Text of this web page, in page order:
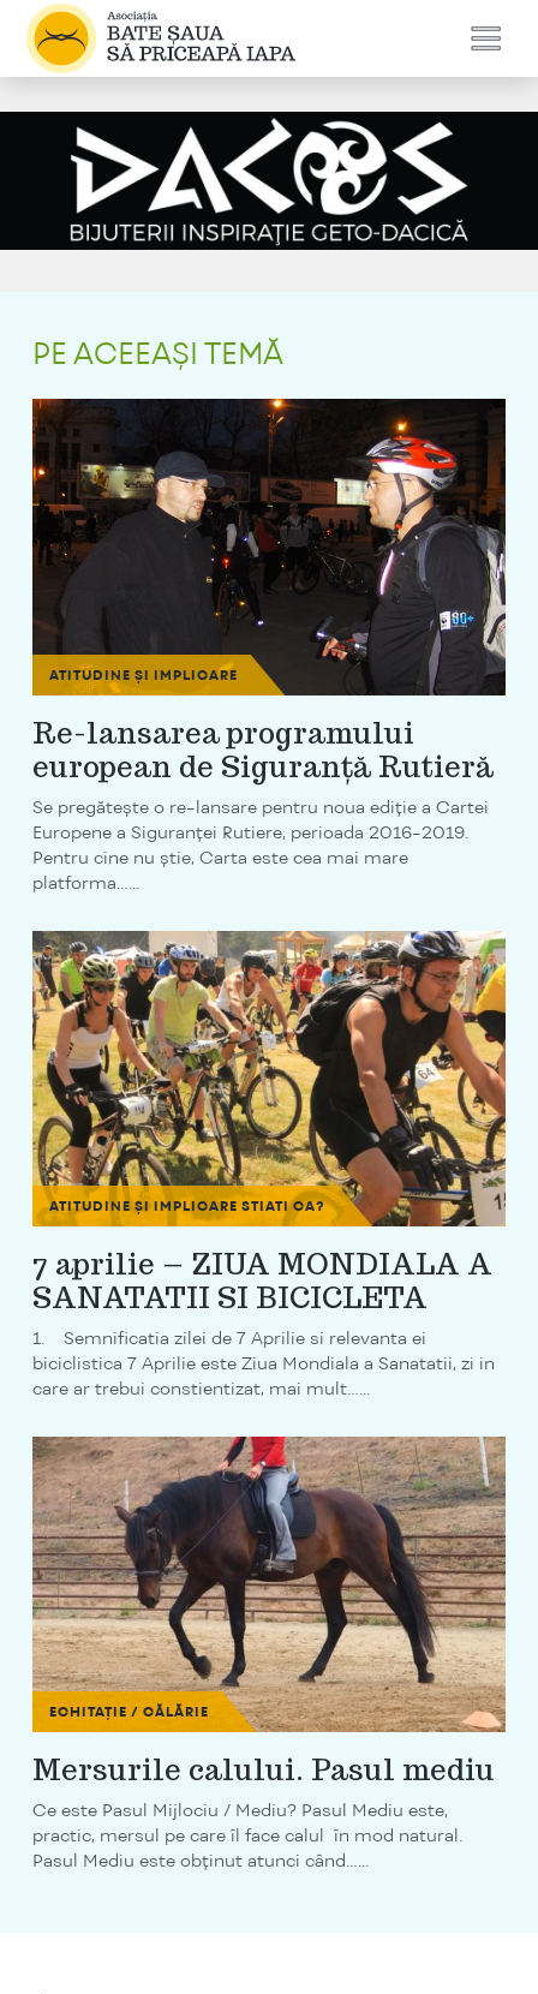
PE ACEEAȘI TEMĂ
ATITUDINE ȘI IMPLICARE
Re-lansarea programului
european de Siguranță Rutieră
Se pregătește o re-lansare pentru noua ediție a Cartei
Europene a Siguranței Rutiere, perioada 2016-2019.
Pentru cine nu știe, Carta este cea mai mare
platforma…...
ATITUDINE ȘI IMPLICARE STIATI CA?
7 aprilie – ZIUA MONDIALA A
SANATATII SI BICICLETA
1. Semnificatia zilei de 7 Aprilie si relevanta ei
biciclistica 7 Aprilie este Ziua Mondiala a Sanatatii, zi in
care ar trebui constientizat, mai mult…...
ECHITAȚIE / CĂLĂRIE
Mersurile calului. Pasul mediu
Ce este Pasul Mijlociu / Mediu? Pasul Mediu este,
practic, mersul pe care îl face calul în mod natural.
Pasul Mediu este obținut atunci când…...